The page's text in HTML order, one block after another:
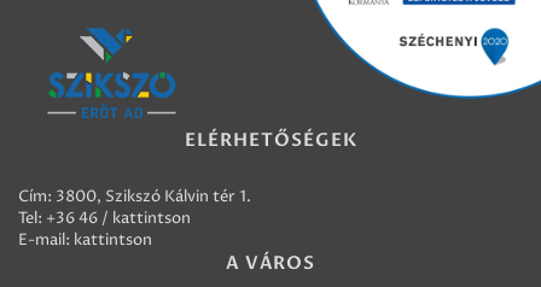
ELÉRHETŐSÉGEK
Cím: 3800, Szikszó Kálvin tér 1.
Tel: +36 46 / kattintson
E-mail: kattintson
A VÁROS